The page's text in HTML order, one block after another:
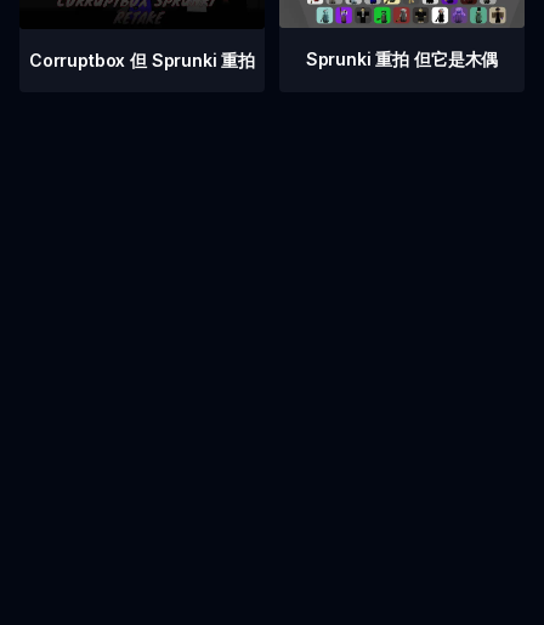
Corruptbox 但 Sprunki 重拍 Sprunki 重拍 但它是木偶